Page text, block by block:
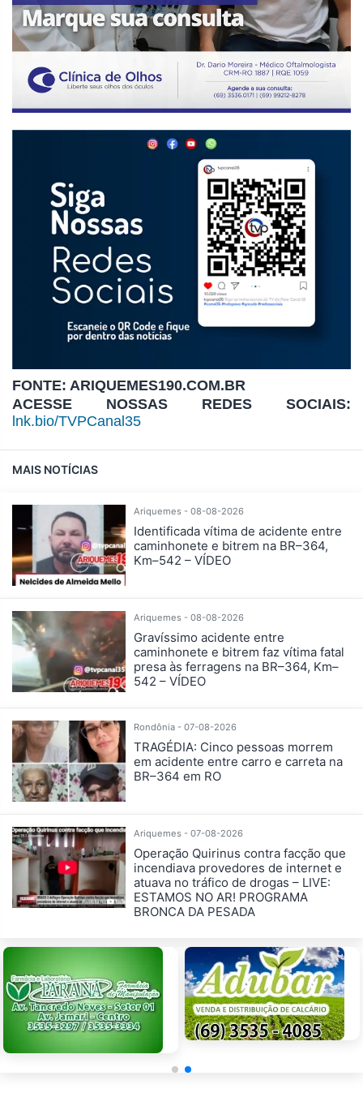
FONTE: ARIQUEMES190.COM.BR
ACESSE NOSSAS REDES SOCIAIS:
lnk.bio/TVPCanal35
MAIS NOTÍCIAS
Ariquemes - 08-08-2026
Identificada vítima de acidente entre
caminhonete e bitrem na BR–364,
Km–542 – VÍDEO
Ariquemes - 08-08-2026
Gravíssimo acidente entre
caminhonete e bitrem faz vítima fatal
presa às ferragens na BR–364, Km–
542 – VÍDEO
Rondônia - 07-08-2026
TRAGÉDIA: Cinco pessoas morrem
em acidente entre carro e carreta na
BR–364 em RO
Ariquemes - 07-08-2026
Operação Quirinus contra facção que
incendiava provedores de internet e
atuava no tráfico de drogas – LIVE:
ESTAMOS NO AR! PROGRAMA
BRONCA DA PESADA